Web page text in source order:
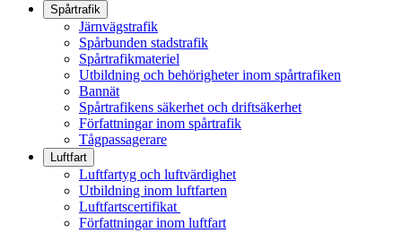
Spårtrafik
Järnvägstrafik
Spårbunden stadstrafik
Spårtrafikmateriel
Utbildning och behörigheter inom spårtrafiken
Bannät
Spårtrafikens säkerhet och driftsäkerhet
Författningar inom spårtrafik
Tågpassagerare
Luftfart
Luftfartyg och luftvärdighet
Utbildning inom luftfarten
Luftfartscertifikat
Författningar inom luftfart